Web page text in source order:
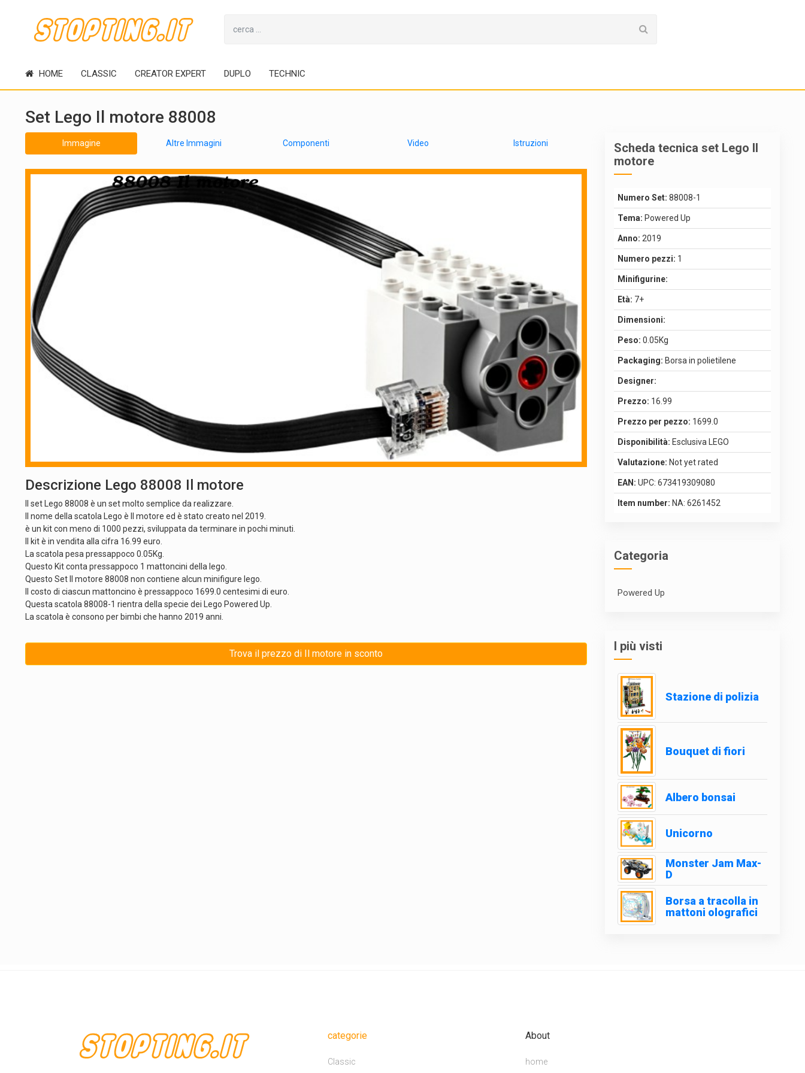
HOME CLASSIC CREATOR EXPERT DUPLO TECHNIC
Set Lego Il motore 88008
Immagine Altre Immagini Componenti Video Istruzioni
Descrizione Lego 88008 Il motore
Il set Lego 88008 è un set molto semplice da realizzare.
Il nome della scatola Lego è Il motore ed è stato creato nel 2019.
è un kit con meno di 1000 pezzi, sviluppata da terminare in pochi minuti.
Il kit è in vendita alla cifra 16.99 euro.
La scatola pesa pressappoco 0.05Kg.
Questo Kit conta pressappoco 1 mattoncini della lego.
Questo Set Il motore 88008 non contiene alcun minifigure lego.
Il costo di ciascun mattoncino è pressappoco 1699.0 centesimi di euro.
Questa scatola 88008-1 rientra della specie dei Lego Powered Up.
La scatola è consono per bimbi che hanno 2019 anni.
Trova il prezzo di Il motore in sconto
Scheda tecnica set Lego Il
motore
Numero Set: 88008-1
Tema: Powered Up
Anno: 2019
Numero pezzi: 1
Minifigurine:
Età: 7+
Dimensioni:
Peso: 0.05Kg
Packaging: Borsa in polietilene
Designer:
Prezzo: 16.99
Prezzo per pezzo: 1699.0
Disponibilità: Esclusiva LEGO
Valutazione: Not yet rated
EAN: UPC: 673419309080
Item number: NA: 6261452
Categoria
Powered Up
I più visti
Stazione di polizia
Bouquet di fiori
Albero bonsai
Unicorno
Monster Jam Max-
D
Borsa a tracolla in
mattoni olografici
categorie
Classic
About
home